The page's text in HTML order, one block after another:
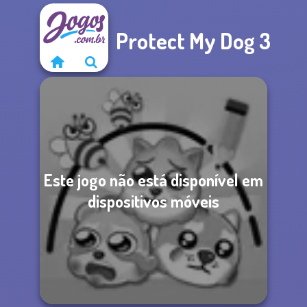
Protect My Dog 3
Este jogo não está disponível em
dispositivos móveis